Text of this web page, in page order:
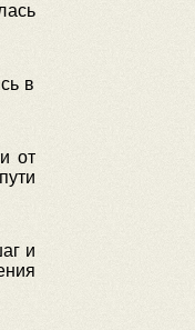
в
от
и